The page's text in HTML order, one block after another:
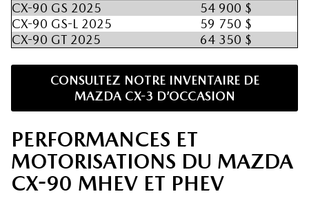
CX-90 GS 2025
54 900 $
CX-90 GS-L 2025
59 750 $
CX-90 GT 2025
64 350 $
CONSULTEZ NOTRE INVENTAIRE DE
MAZDA CX-3 D’OCCASION
PERFORMANCES ET
MOTORISATIONS DU MAZDA
CX-90 MHEV ET PHEV